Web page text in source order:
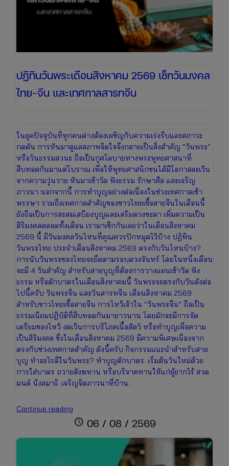
ปฏิทินวันพระเดือนสิงหาคม 2569 เช็กวันมงคล
ไทย-จีน และเทศกาลสารทจีน
ในยุคปัจจุบันที่ทุกคนต่างต้องเผชิญกับความเร่งรีบและสภาวะ
กดดัน การหันมาดูแลสภาพจิตใจจึงกลายเป็นสิ่งสำคัญ “วันพระ”
หรือวันธรรมสวนะ ถือเป็นกุศโลบายทางพระพุทธศาสนาที่
สืบทอดกันมาแต่โบราณ เพื่อให้พุทธศาสนิกชนได้มีโอกาสละเว้น
จากความวุ่นวาย หันมาเข้าวัด ฟังธรรม รักษาศีล และเจริญ
ภาวนา นอกจากนี้ การทำบุญอย่างต่อเนื่องในช่วงเทศกาลเข้า
พรรษา รวมถึงเทศกาลสำคัญของชาวไทยเชื้อสายจีนในเดือนนี้
ยังถือเป็นการสะสมเสบียงบุญและเสริมดวงชะตา เพิ่มความเป็น
สิริมงคลตลอดทั้งเดือน เรามาเช็กกันเลยว่าในเดือนสิงหาคม
2569 นี้ มีวันมงคลวันไหนที่คุณควรปักหมุดไว้บ้าง ปฏิทิน
วันพระไทย ประจำเดือนสิงหาคม 2569 ตรงกับวันไหนบ้าง?
การนับวันพระของไทยจะยึดตามรอบดวงจันทร์ โดยในหนึ่งเดือน
จะมี 4 วันสำคัญ สำหรับสายบุญที่ต้องการวางแผนเข้าวัด ฟัง
ธรรม หรือตักบาตรในเดือนสิงหาคมนี้ วันพระจะตรงกับวันดังต่อ
ไปนี้ครับ วันพระจีน และวันสารทจีน เดือนสิงหาคม 2569
สำหรับชาวไทยเชื้อสายจีน การไหว้เจ้าใน “วันพระจีน” ถือเป็น
ธรรมเนียมปฏิบัติที่สืบทอดกันมายาวนาน โดยมักจะมีการจัด
เตรียมของไหว้ งดเว้นการบริโภคเนื้อสัตว์ หรือทำบุญเพื่อความ
เป็นสิริมงคล ซึ่งในเดือนสิงหาคม 2569 มีความพิเศษเนื่องจาก
ตรงกับช่วงเทศกาลสำคัญ ดังนี้ครับ กิจกรรมแนะนำสำหรับสาย
บุญ ทำอะไรดีในวันพระ? ทำบุญตักบาตร: เริ่มต้นวันใหม่ด้วย
การใส่บาตร ถวายสังฆทาน หรือบริจาคทานให้แก่ผู้ยากไร้ สวด
มนต์ นั่งสมาธิ: เจริญจิตภาวนาที่บ้าน…
Continue reading
วันพระ
schedule 06 / 08 / 2569